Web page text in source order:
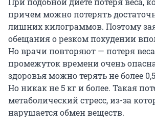
причем можно потерять
лишних килограммов. Поэтому
обещания о резком похудении
Но врачи повторяют — потеря
промежуток времени очень
здоровья можно терять не более
Но никак не 5 кг и более. Такая
метаболический стресс, из-за
нарушается обмен веществ.